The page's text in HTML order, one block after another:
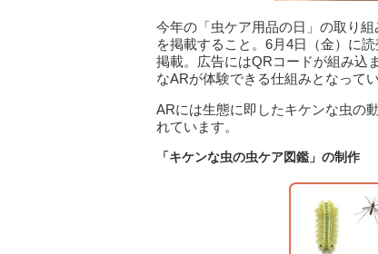
今年の「虫ケア用品の日」の取り
を掲載すること。6月4日（金）に
掲載。広告にはQRコードが組み込
なARが体験できる仕組みとなってい
ARには生態に即したキケンな虫の
れています。
「キケンな虫の虫ケア図鑑」の制作